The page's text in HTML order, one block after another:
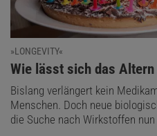
»LONGEVITY«
:
Wie lässt sich das
Bislang verlängert kein
Menschen. Doch neue
die Suche nach Wirkstoffen